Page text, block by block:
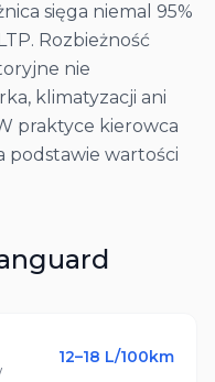
sięga niemal 95%
Rozbieżność
nie
klimatyzacji ani
praktyce kierowca
podstawie wartości
12–18 L/100km